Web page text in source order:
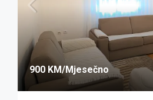
900 KM/Mjesečno